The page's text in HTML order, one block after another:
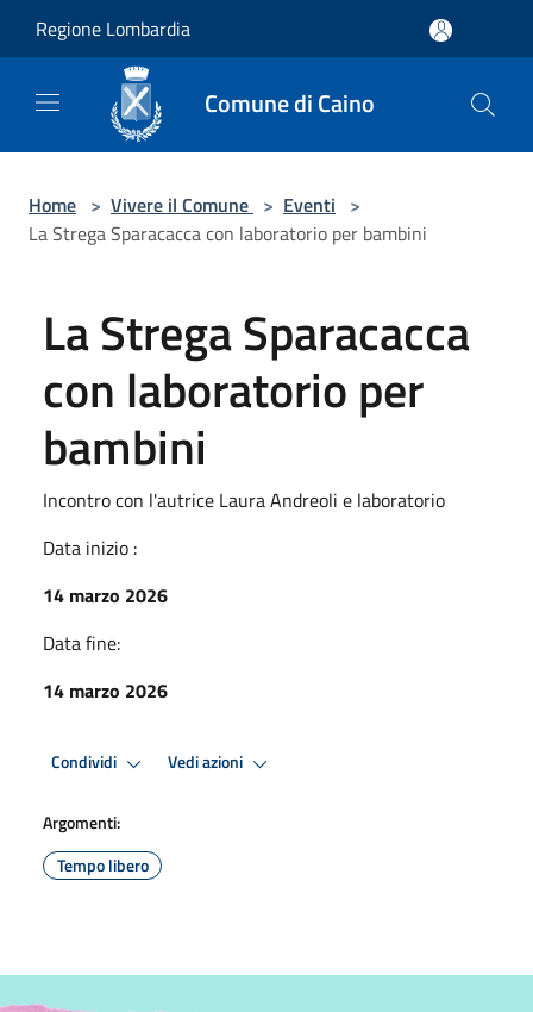
Regione Lombardia
Comune di Caino
Home > Vivere il Comune > Eventi >
La Strega Sparacacca con laboratorio per bambini
La Strega Sparacacca
con laboratorio per
bambini
Incontro con l'autrice Laura Andreoli e laboratorio
Data inizio :
14 marzo 2026
Data fine:
14 marzo 2026
Condividi Vedi azioni
Argomenti:
Tempo libero